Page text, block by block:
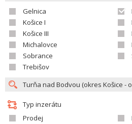
Gelnica
Košice I
Košice III
Michalovce
Sobrance
Trebišov
Typ inzerátu
Prodej